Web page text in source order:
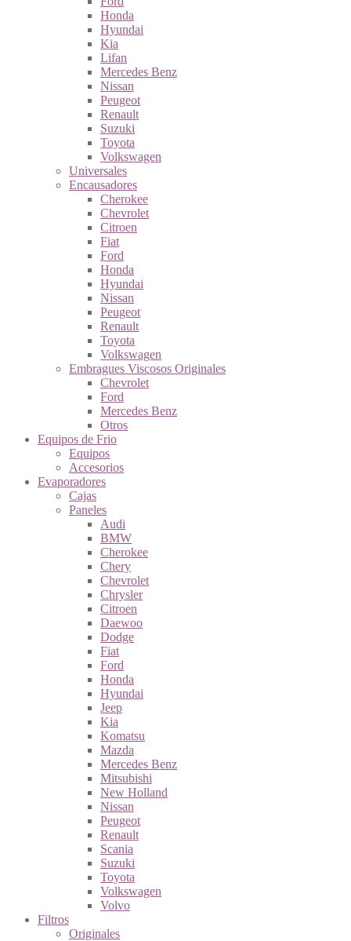
Honda
Hyundai
Kia
Lifan
Mercedes Benz
Nissan
Peugeot
Renault
Suzuki
Toyota
Volkswagen
Universales
Encausadores
Cherokee
Chevrolet
Citroen
Fiat
Ford
Honda
Hyundai
Nissan
Peugeot
Renault
Toyota
Volkswagen
Embragues Viscosos Originales
Chevrolet
Ford
Mercedes Benz
Otros
Equipos de Frio
Equipos
Accesorios
Evaporadores
Cajas
Paneles
Audi
BMW
Cherokee
Chery
Chevrolet
Chrysler
Citroen
Daewoo
Dodge
Fiat
Ford
Honda
Hyundai
Jeep
Kia
Komatsu
Mazda
Mercedes Benz
Mitsubishi
New Holland
Nissan
Peugeot
Renault
Scania
Suzuki
Toyota
Volkswagen
Volvo
Filtros
Originales